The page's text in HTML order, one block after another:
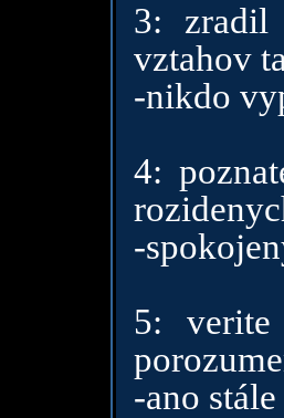
3: zradil
vztahov
-nikdo
4:
-
5:
-ano